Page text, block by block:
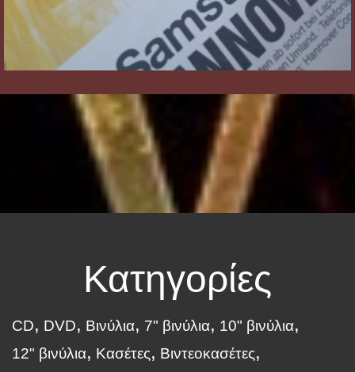
Κατηγορίες
CD DVD Βινύλια 7" βινύλια
10" βινύλια
12" βινύλια
Κασέτες
Βιντεοκασέτες